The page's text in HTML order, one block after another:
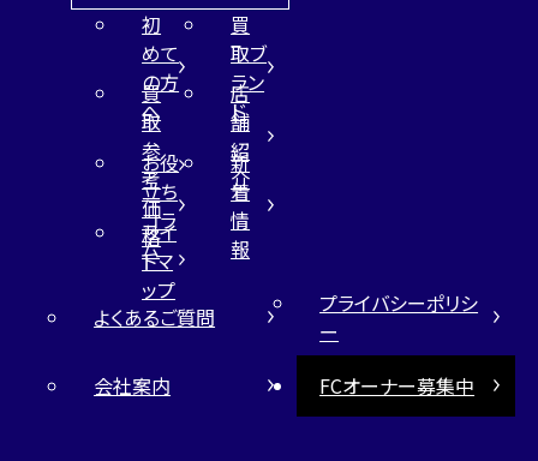
初
めて
の方
へ
買
取ブ
ラン
ド
買
取
参
考
価
格
店
舗
紹
介
お役
立ち
コラ
ム
新
着
情
報
サイ
トマ
ップ
よくあるご質問
プライバシーポリシ
ー
会社案内
FCオーナー募集中